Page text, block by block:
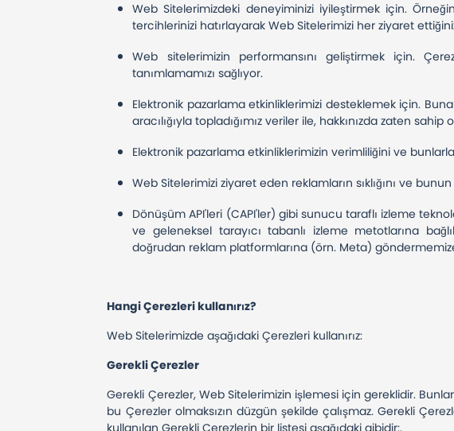
Web Sitelerimizdeki deneyiminizi iyileştirmek için.
tercihlerinizi hatırlayarak Web Sitelerimizi her ziyaret
Web sitelerimizin performansını geliştirmek için.
tanımlamamızı sağlıyor.
Elektronik pazarlama etkinliklerimizi desteklemek için.
aracılığıyla topladığımız veriler ile, hakkınızda zaten
Elektronik pazarlama etkinliklerimizin verimliliğini ve
Web Sitelerimizi ziyaret eden reklamların sıklığını ve
Dönüşüm API'leri (CAPI'ler) gibi sunucu taraflı izleme
ve geleneksel tarayıcı tabanlı izleme metotlarına
doğrudan reklam platformlarına (örn. Meta)
Hangi Çerezleri kullanırız?
Web Sitelerimizde aşağıdaki Çerezleri kullanırız:
Gerekli Çerezler
Gerekli Çerezler, Web Sitelerimizin işlemesi için gereklidir.
bu Çerezler olmaksızın düzgün şekilde çalışmaz. Gerekli
kullanılan Gerekli Çerezlerin bir listesi aşağıdaki gibidir:.